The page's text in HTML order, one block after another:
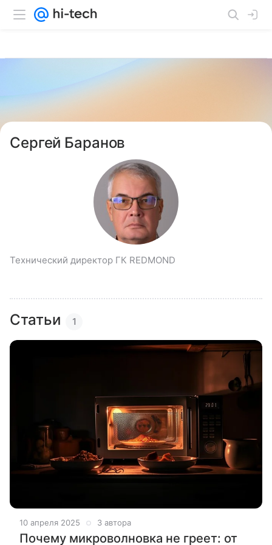
Сергей Баранов
Технический директор ГК REDMOND
Статьи 1
10 апреля 2025 3 автора
Почему микроволновка не греет: от